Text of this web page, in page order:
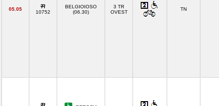
05.05
10752
BELGIOIOSO
(06.30)
3 TR
OVEST
TN